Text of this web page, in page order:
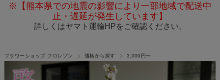
※【熊本県での地震の影響により一部地域で配送中
止・遅延が発生しています】
詳しくはヤマト運輸HPをご確認ください。
フラワーショップ フロレゾン 価格から探す 3,000円〜